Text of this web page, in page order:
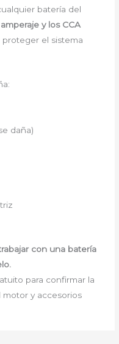
batería del
y los CCA
el sistema
daña)
con una batería
para confirmar la
y accesorios